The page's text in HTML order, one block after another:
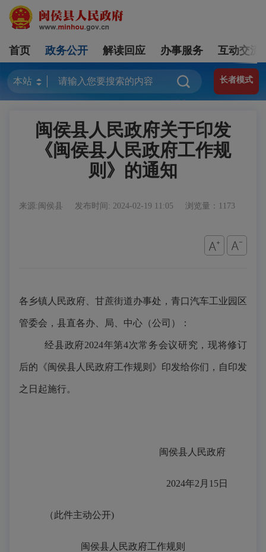
首页 政务公开 解读回应 办事服务 互动交流
长者模式
闽侯县人民政府关于印发
《闽侯县人民政府工作规
则》的通知
来源:闽侯县 发布时间: 2024-02-19 11:05 浏览量：1173
各乡镇人民政府、甘蔗街道办事处，青口汽车工业园区
管委会，县直各办、局、中心（公司） ：
经县政府2024年第4次常务会议研究，现将修订
后的《闽侯县人民政府工作规则》印发给你们，自印发
之日起施行。
闽侯县人民政府
2024年2月 15日
（此件主动公开)
闽侯县人民政府工作规则